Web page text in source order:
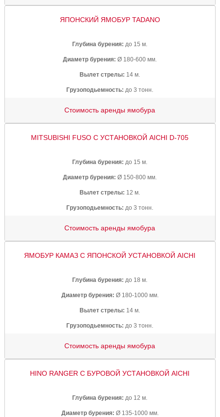
ЯПОНСКИЙ ЯМОБУР TADANO
Глубина бурения: до 15 м.
Диаметр бурения: Ø 180-600 мм.
Вылет стрелы: 14 м.
Грузоподьемность: до 3 тонн.
Стоимость аренды ямобура
MITSUBISHI FUSO С УСТАНОВКОЙ AICHI D-705
Глубина бурения: до 15 м.
Диаметр бурения: Ø 150-800 мм.
Вылет стрелы: 12 м.
Грузоподьемность: до 3 тонн.
Стоимость аренды ямобура
ЯМОБУР КАМАЗ С ЯПОНСКОЙ УСТАНОВКОЙ AICHI
Глубина бурения: до 18 м.
Диаметр бурения: Ø 180-1000 мм.
Вылет стрелы: 14 м.
Грузоподьемность: до 3 тонн.
Стоимость аренды ямобура
HINO RANGER С БУРОВОЙ УСТАНОВКОЙ AICHI
Глубина бурения: до 12 м.
Диаметр бурения: Ø 135-1000 мм.